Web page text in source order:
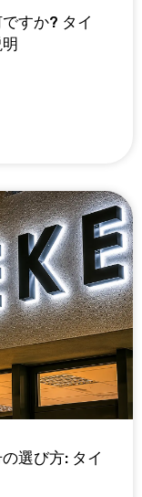
すか? タイ
選び方: タイ